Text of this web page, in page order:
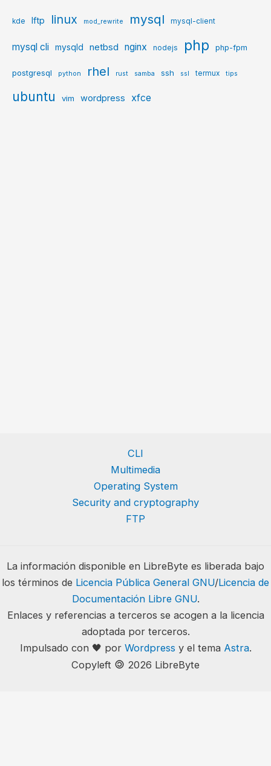
kde lftp linux mod_rewrite mysql mysql-client
mysql cli mysqld netbsd nginx nodejs php php-fpm
postgresql python rhel rust samba ssh ssl termux tips
ubuntu vim wordpress xfce
CLI
Multimedia
Operating System
Security and cryptography
FTP
La información disponible en LibreByte es liberada bajo
los términos de Licencia Pública General GNU/Licencia de
Documentación Libre GNU.
Enlaces y referencias a terceros se acogen a la licencia
adoptada por terceros.
Impulsado con 🖤 por Wordpress y el tema Astra.
Copyleft 🄯 2026 LibreByte